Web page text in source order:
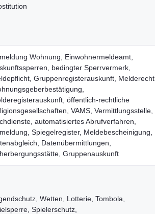
Wohnung, Einwohnermeldeamt,
bedingter Sperrvermerk,
Gruppenregisterauskunft, Melderecht,
öffentlich-rechtliche
VAMS, Vermittlungsstelle,
automatisiertes Abrufverfahren,
Spiegelregister, Meldebescheinigung,
Datenübermittlungen,
Gruppenauskunft
Wetten, Lotterie, Tombola,
Spielerschutz,